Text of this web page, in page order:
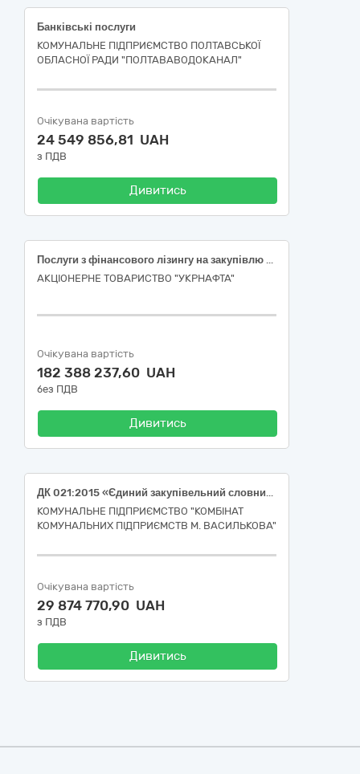
Банківські послуги
КОМУНАЛЬНЕ ПІДПРИЄМСТВО ПОЛТАВСЬКОЇ
ОБЛАСНОЇ РАДИ "ПОЛТАВАВОДОКАНАЛ"
Очікувана вартість
24 549 856,81 UAH
з ПДВ
Дивитись
Послуги з фінансового лізингу на закупівлю кранів автомобільних
АКЦІОНЕРНЕ ТОВАРИСТВО "УКPНAФТА"
Очікувана вартість
182 388 237,60 UAH
без ПДВ
Дивитись
ДК 021:2015 «Єдиний закупівельний словник», код CPV 66110000-4 «Банківські послуги» (Послуги у сфері фінансового лізингу)
КОМУНАЛЬНЕ ПІДПРИЄМСТВО "КОМБІНАТ
КОМУНАЛЬНИХ ПІДПРИЄМСТВ М. ВАСИЛЬКОВА"
Очікувана вартість
29 874 770,90 UAH
з ПДВ
Дивитись